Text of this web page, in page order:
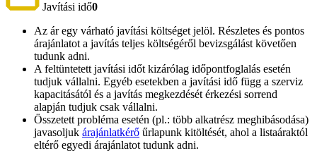
Javítási idő0
Az ár egy várható javítási költséget jelöl. Részletes és pontos
árajánlatot a javítás teljes költségéről bevizsgálást követően
tudunk adni.
A feltüntetett javítási időt kizárólag időpontfoglalás esetén
tudjuk vállalni. Egyéb esetekben a javítási idő függ a szerviz
kapacitásától és a javítás megkezdését érkezési sorrend
alapján tudjuk csak vállalni.
Összetett probléma esetén (pl.: több alkatrész meghibásodása)
javasoljuk árajánlatkérő űrlapunk kitöltését, ahol a listaáraktól
eltérő egyedi árajánlatot tudunk adni.